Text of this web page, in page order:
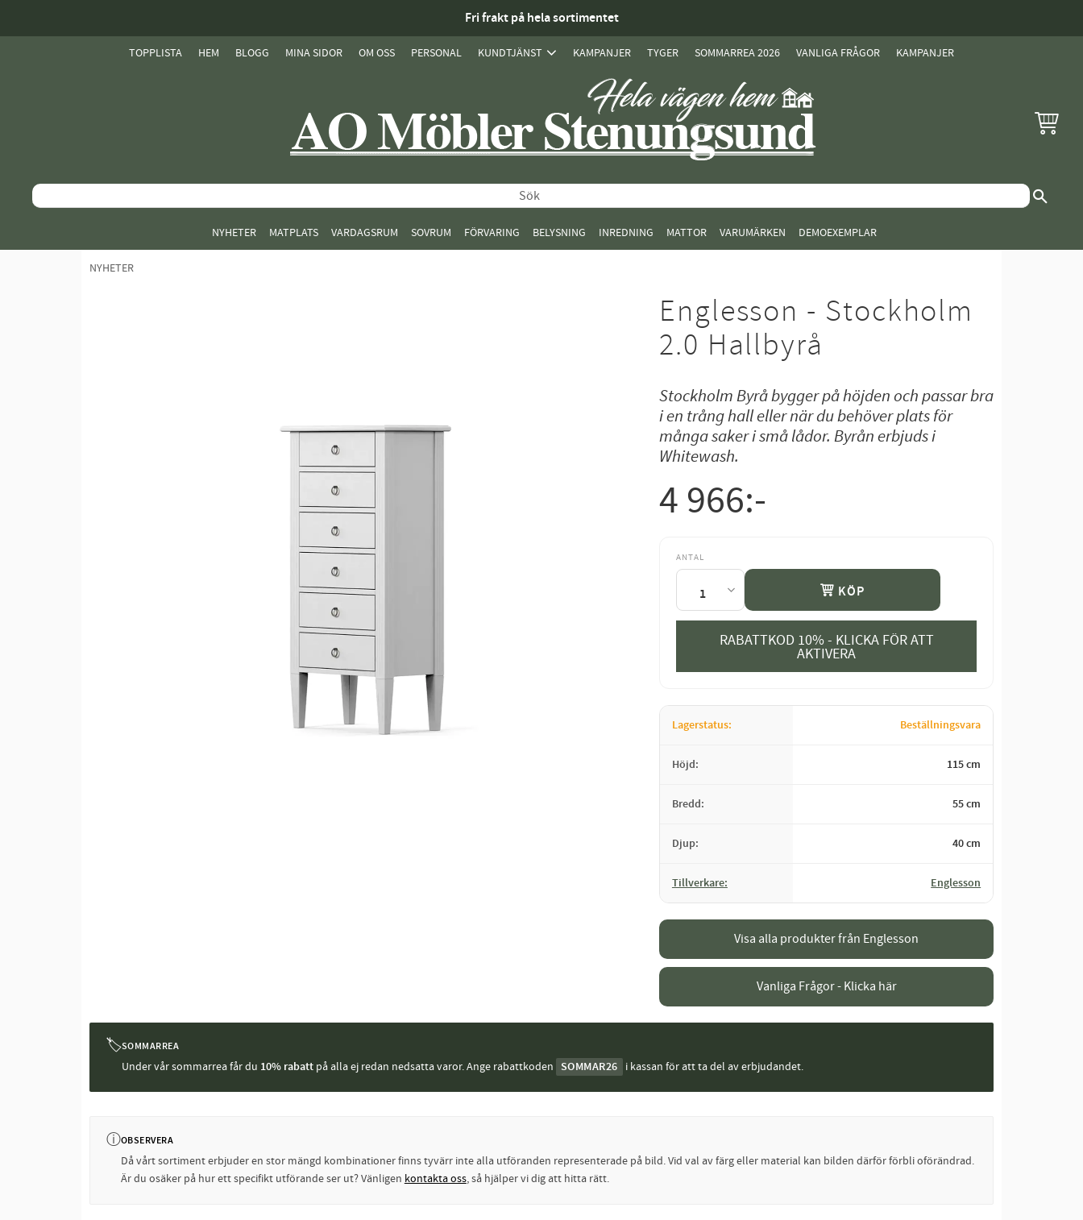
Fri frakt på hela sortimentet
TOPPLISTA HEM BLOGG MINA SIDOR OM OSS PERSONAL KUNDTJÄNST KAMPANJER TYGER SOMMARREA 2026 VANLIGA FRÅGOR KAMPANJER
NYHETER MATPLATS VARDAGSRUM SOVRUM FÖRVARING BELYSNING INREDNING MATTOR VARUMÄRKEN DEMOEXEMPLAR
NYHETER
Englesson - Stockholm
2.0 Hallbyrå
Stockholm Byrå bygger på höjden och passar bra
i en trång hall eller när du behöver plats för
många saker i små lådor. Byrån erbjuds i
Whitewash.
4 966:-
ANTAL
KÖP
RABATTKOD 10% - KLICKA FÖR ATT
AKTIVERA
Lagerstatus Beställningsvara
Höjd 115 cm
Bredd 55 cm
Djup 40 cm
Tillverkare Englesson
Visa alla produkter från Englesson
Vanliga Frågor - Klicka här
🏷SOMMARREA
Under vår sommarrea får du 10% rabattpå alla ej redan nedsatta varor. Ange rabattkoden SOMMAR26 i kassan för att ta del av erbjudandet.
ⓘOBSERVERA
Då vårt sortiment erbjuder en stor mängd kombinationer finns tyvärr inte alla utföranden representerade på bild. Vid val av färg eller material kan bilden därför förbli oförändrad.
Är du osäker på hur ett specifikt utförande ser ut? Vänligen kontakta oss, så hjälper vi dig att hitta rätt.